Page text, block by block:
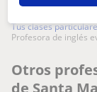
Tus clases
profesora de inglés
Otros